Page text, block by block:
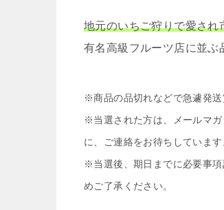
地元のいちご狩りで愛され
有名高級フルーツ店に並ぶ
※商品の品切れなどで急遽発送
※当選された方は、メールマ
に、ご連絡をお待ちしています
※当選後、期日までに必要事
めご了承ください。